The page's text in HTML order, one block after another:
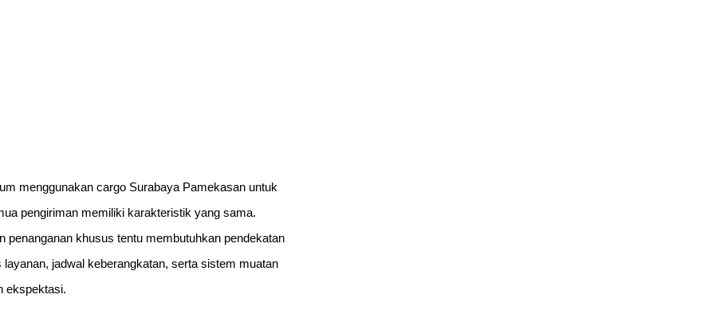
menggunakan cargo Surabaya Pamekasan untuk
pengiriman memiliki karakteristik yang sama.
penanganan khusus tentu membutuhkan pendekatan
jadwal keberangkatan, serta sistem muatan
ekspektasi.